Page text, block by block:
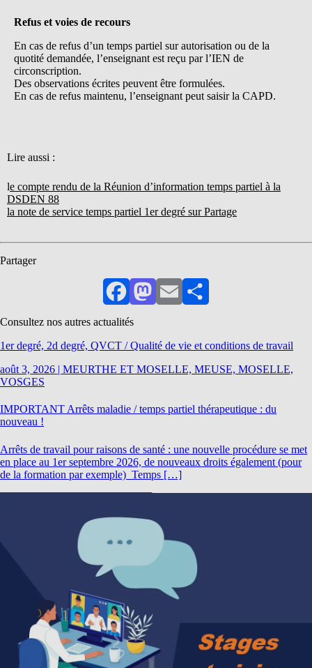
Refus et voies de recours
En cas de refus d’un temps partiel sur autorisation ou de la
quotité demandée, l’enseignant est reçu par l’IEN de
circonscription.
Des observations écrites peuvent être formulées.
En cas de refus maintenu, l’enseignant peut saisir la CAPD.
Lire aussi :
le compte rendu de la Réunion d’information temps partiel à la
DSDEN 88
la note de service temps partiel 1er degré sur Partage
Partager
FacebookMastodon
EmailPartager
Consultez nos autres actualités
1er degré, 2d degré, QVCT / Qualité de vie et conditions de travail
août 3, 2026 | MEURTHE ET MOSELLE, MEUSE, MOSELLE,
VOSGES
IMPORTANT Arrêts maladie / temps partiel thérapeutique : du
nouveau !
Arrêts de travail pour raisons de santé : une nouvelle procédure se met
en place au 1er septembre 2026, de nouveaux droits également (pour
de la formation par exemple) Temps […]